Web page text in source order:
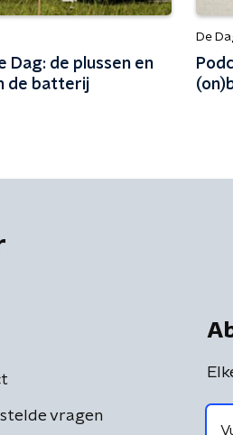
Dag: de plussen en
de batterij
De
vragen